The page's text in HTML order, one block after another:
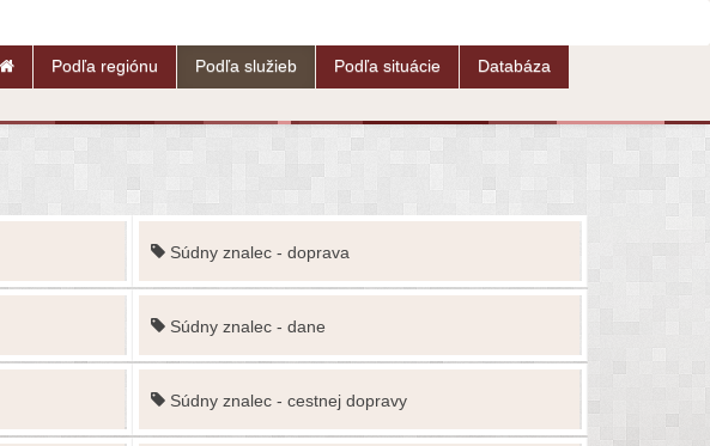
Podľa regiónu Podľa služieb Podľa situácie Databáza
Súdny znalec - doprava
Súdny znalec - dane
Súdny znalec - cestnej dopravy